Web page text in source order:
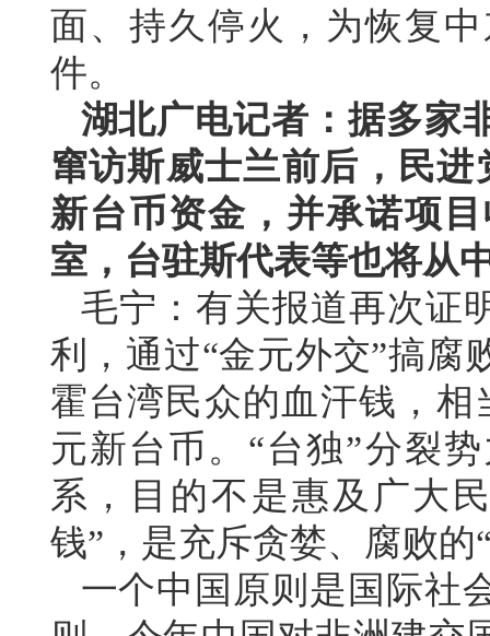
面、持久停火，为恢复
件。
湖北广电记者：据多家
窜访斯威士兰前后，民
新台币资金，并承诺项
室，台驻斯代表等也将从
毛宁：有关报道再次证
利，通过“金元外交”搞腐
霍台湾民众的血汗钱，
元新台币。“台独”分裂
系，目的不是惠及广大
钱”，是充斥贪婪、腐败的
一个中国原则是国际社